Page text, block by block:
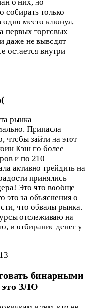
о них, но
только
одно место клюнул,
первых торговых
даже не выводят
остается внутри
рынка
Припасла
чтобы зайти на этот
Кэш по более
и по 210
активно трейдить на
принялись
Это что вообще
это за объяснения о
что обвалы рынка.
отслеживаю на
и отбирание денег у
бинарными
это ЗЛО